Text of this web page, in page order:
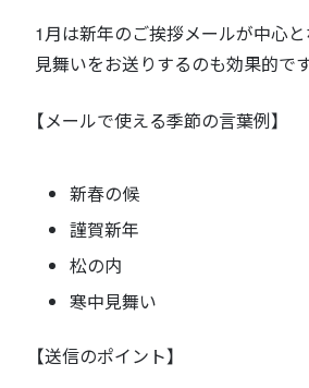
1月は新年のご挨拶メールが中心と
見舞いをお送りするのも効果的です
【メールで使える季節の言葉例】
新春の候
謹賀新年
松の内
寒中見舞い
【送信のポイント】